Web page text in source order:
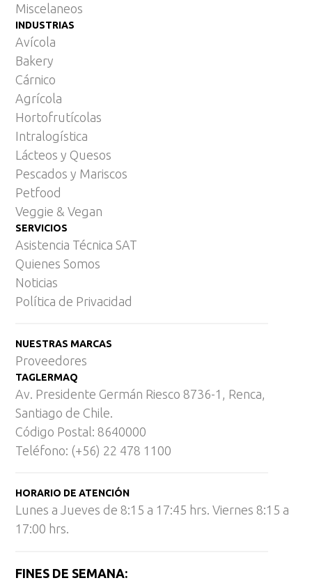
Miscelaneos
INDUSTRIAS
Avícola
Bakery
Cárnico
Agrícola
Hortofrutícolas
Intralogística
Lácteos y Quesos
Pescados y Mariscos
Petfood
Veggie & Vegan
SERVICIOS
Asistencia Técnica SAT
Quienes Somos
Noticias
Política de Privacidad
NUESTRAS MARCAS
Proveedores
TAGLERMAQ
Av. Presidente Germán Riesco 8736-1, Renca,
Santiago de Chile.
Código Postal: 8640000
Teléfono: (+56) 22 478 1100
HORARIO DE ATENCIÓN
Lunes a Jueves de 8:15 a 17:45 hrs. Viernes 8:15 a
17:00 hrs.
FINES DE SEMANA: